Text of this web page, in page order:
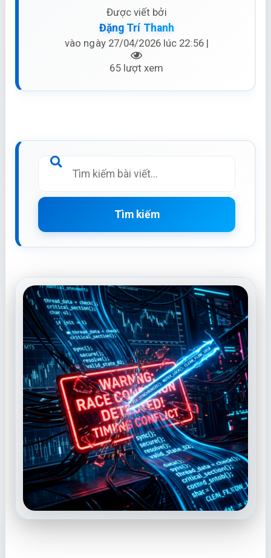
Được viết bởi
Đặng Trí Thanh
vào ngày 27/04/2026 lúc 22:56 |
65 lượt xem
Tìm kiếm